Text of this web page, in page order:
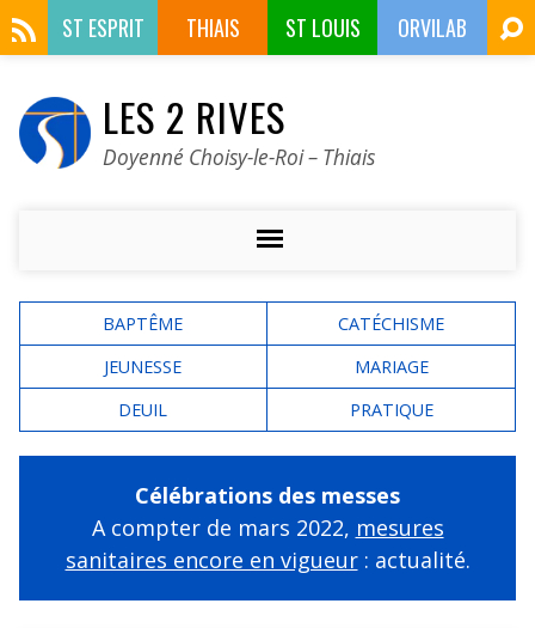
ST ESPRIT THIAIS ST LOUIS ORVILAB
LES 2 RIVES
Doyenné Choisy-le-Roi – Thiais
BAPTÊME
CATÉCHISME
JEUNESSE
MARIAGE
DEUIL
PRATIQUE
Célébrations des messes
A compter de mars 2022, mesures
sanitaires encore en vigueur: actualité.